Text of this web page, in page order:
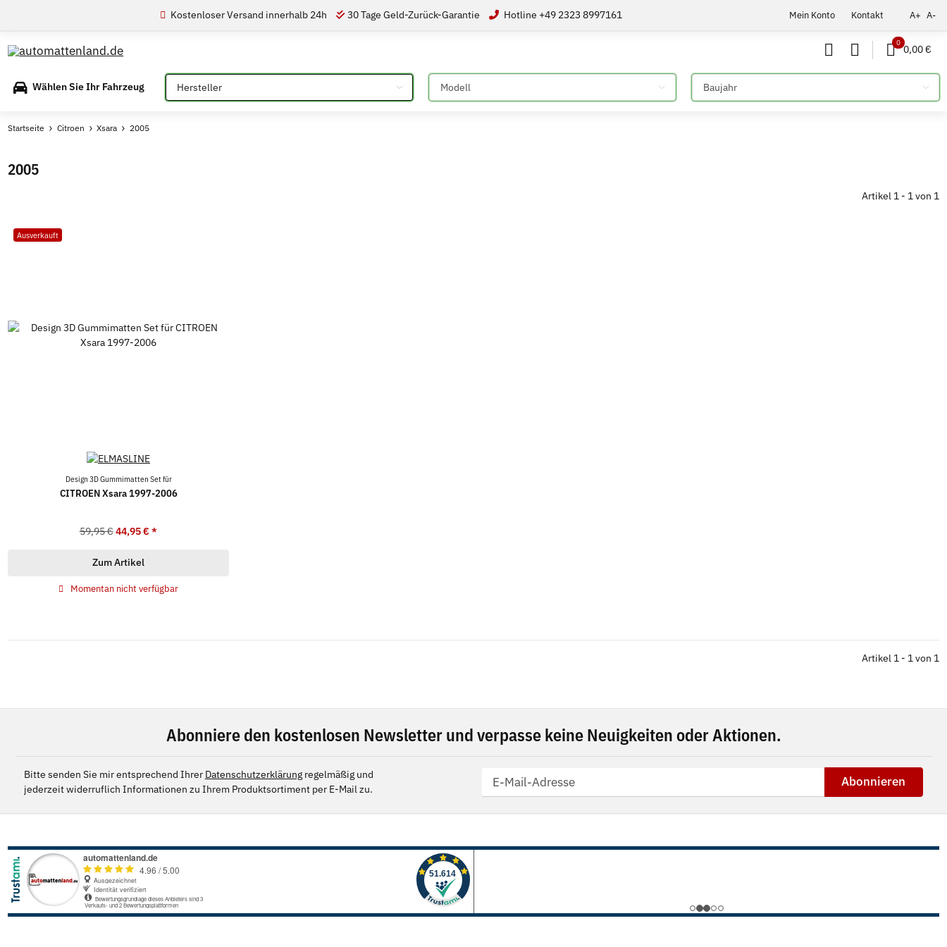
Mein Konto Kontakt A+ A-
Kostenloser Versand innerhalb 24h 30 Tage Geld-Zurück-Garantie Hotline +49 2323 8997161
0 0,00 €
Wählen Sie Ihr Fahrzeug Bitte auswählen Bitte auswählen Bitte auswählen
Startseite Citroen Xsara 2005
2005
Artikel 1 - 1 von 1
Ausverkauft
Design 3D Gummimatten Set für
CITROEN Xsara 1997-2006
59,95 € 44,95 €*
Zum Artikel
Momentan nicht verfügbar
Artikel 1 - 1 von 1
Abonniere den kostenlosen Newsletter und verpasse keine Neuigkeiten oder Aktionen.
Bitte senden Sie mir entsprechend Ihrer Datenschutzerklärungregelmäßig und
jederzeit widerruflich Informationen zu Ihrem Produktsortiment per E-Mail zu.
Abonnieren